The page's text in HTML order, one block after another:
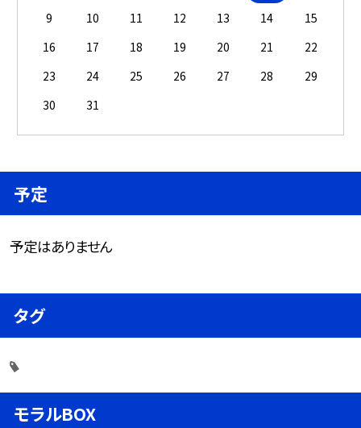
9
10 11 12 13 14
15
16
17 18 19 20 21
22
23
24 25 26 27 28
29
30
31
予定
予定はありません
タグ
モラルBOX